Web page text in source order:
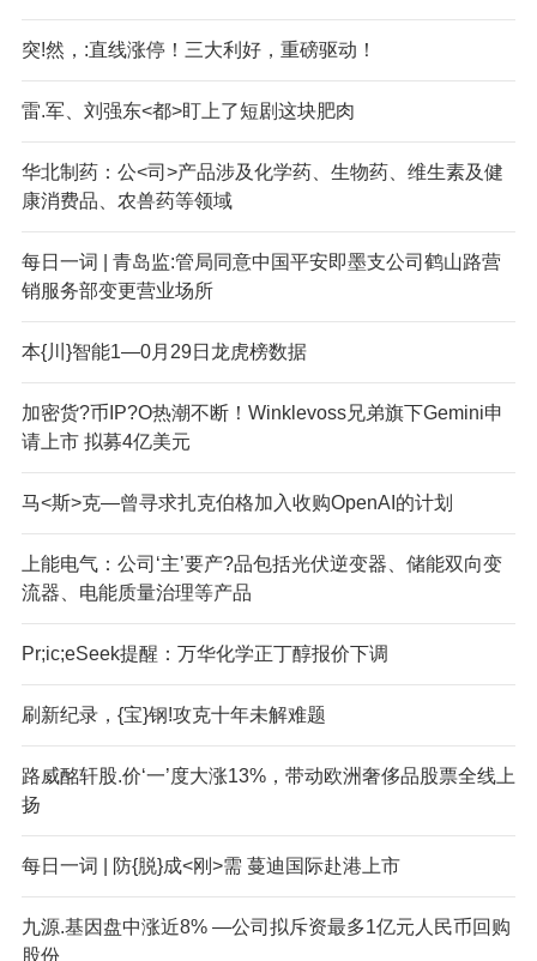
突!然，:直线涨停！三大利好，重磅驱动！
雷.军、刘强东<都>盯上了短剧这块肥肉
华北制药：公<司>产品涉及化学药、生物药、维生素及健
康消费品、农兽药等领域
每日一词 | 青岛监:管局同意中国平安即墨支公司鹤山路营
销服务部变更营业场所
本{川}智能1—0月29日龙虎榜数据
加密货?币IP?O热潮不断！Winklevoss兄弟旗下Gemini申
请上市 拟募4亿美元
马<斯>克—曾寻求扎克伯格加入收购OpenAI的计划
上能电气：公司‘主’要产?品包括光伏逆变器、储能双向变
流器、电能质量治理等产品
Pr;ic;eSeek提醒：万华化学正丁醇报价下调
刷新纪录，{宝}钢!攻克十年未解难题
路威酩轩股.价‘一’度大涨13%，带动欧洲奢侈品股票全线上
扬
每日一词 | 防{脱}成<刚>需 蔓迪国际赴港上市
九源.基因盘中涨近8% —公司拟斥资最多1亿元人民币回购
股份